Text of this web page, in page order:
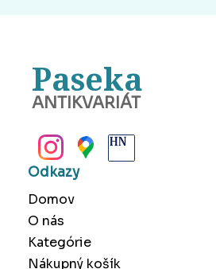
Paseka
ANTIKVARIÁT
Odkazy
Domov
O nás
Kategórie
Nákupný košík